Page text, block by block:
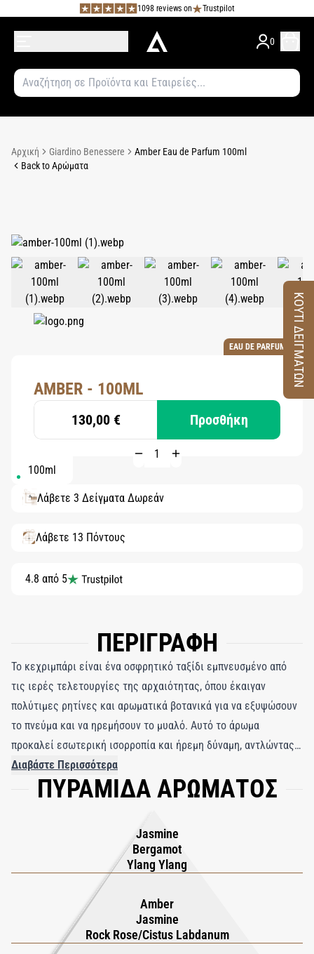
1098 reviews on Trustpilot
0
Αρχική Giardino Benessere
Amber Eau de Parfum 100ml
Back to Αρώματα
EAU DE PARFUM
AMBER - 100ML
130,00 € Προσθήκη
100ml
Λάβετε 3 Δείγματα Δωρεάν
Λάβετε 13 Πόντους
4.8 από 5
ΠΕΡΙΓΡΑΦΗ
Το κεχριμπάρι είναι ένα οσφρητικό ταξίδι εμπνευσμένο από
τις ιερές τελετουργίες της αρχαιότητας, όπου έκαιγαν
πολύτιμες ρητίνες και αρωματικά βοτανικά για να εξυψώσουν
το πνεύμα και να ηρεμήσουν το μυαλό. Αυτό το άρωμα
προκαλεί εσωτερική ισορροπία και ήρεμη δύναμη, αντλώντας
από αιώνες παραδόσεις περισυλλογής και συναισθηματικής
γείωσης. Φτιαγμένο για όσους αναζητούν βάθος και
σύνθεση ανοίγει με φωτεινό γιασεμί, λαμπερό περγαμόντο και
εξωτικό ylang-ylang, δημιουργώντας μια εκλεπτυσμένη και
αναζωογονητική εισαγωγή. Στην καρδιά του, το πλούσιο
λάβδανο και οι χρυσαφένιοι κρύσταλλοι κεχριμπαριού
συνδυάζονται με τη ζεστασιά των λουλουδιών, σχηματίζοντας
έναν βαθιά αισθησιακό πυρήνα. Η βάση ξεδιπλώνεται με
Διαβάστε Περισσότερα
ΠΥΡΑΜΙΔΑ ΑΡΩΜΑΤΟΣ
Jasmine
Bergamot
Ylang Ylang
Amber
Jasmine
Rock Rose/Cistus Labdanum
ΚΟΥΤΙ ΔΕΙΓΜΑΤΩΝ